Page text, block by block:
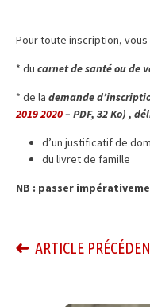
Pour toute inscription, vous
* du carnet de santé ou de
* de la demande
2019 2020– PDF, 32 Ko) ,
d’un justificatif de
du livret de famille
NB : passer
ARTICLE